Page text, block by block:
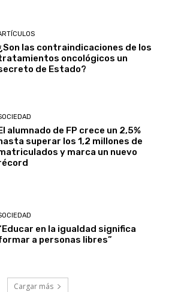
las contraindicaciones de los
oncológicos un
de Estado?
alumnado de FP crece un 2,5%
superar los 1,2 millones de
y marca un nuevo
en la igualdad significa
a personas libres”
Cargar más